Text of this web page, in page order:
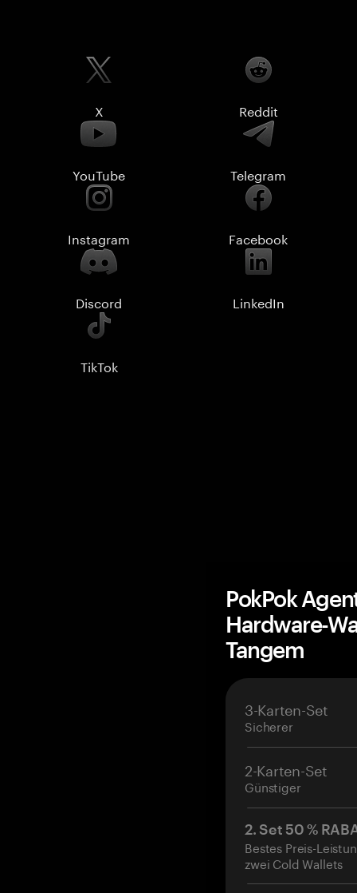
X Reddit
YouTube Telegram
Instagram Facebook
Discord LinkedIn
TikTok
PokPok
Hardware-
Tangem
3-Karten-Set
Sicherer
2-Karten-Set
Günstiger
2. Set 50 %
Bestes Preis-
zwei Cold Wallets